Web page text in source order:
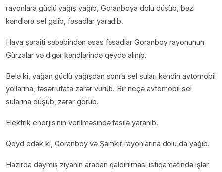
rayonlara güclü yağış yağıb, Goranboya dolu düşüb, bəzi
kəndlərə sel gəlib, fəsadlar yaradıb.
Hava şəraiti səbəbindən əsas fəsadlar Goranboy rayonunun
Gürzalar və digər kəndlərində qeydə alınıb.
Belə ki, yağan güclü yağışdan sonra sel suları kəndin avtomobil
yollarına, təsərrüfata zərər vurub. Bir neçə avtomobil sel
sularına düşüb, zərər görüb.
Elektrik enerjisinin verilməsində fasilə yaranıb.
Qeyd edək ki, Goranboy və Şəmkir rayonlarına dolu da yağıb.
Hazırda dəymiş ziyanın aradan qaldırılması istiqamətində işlər